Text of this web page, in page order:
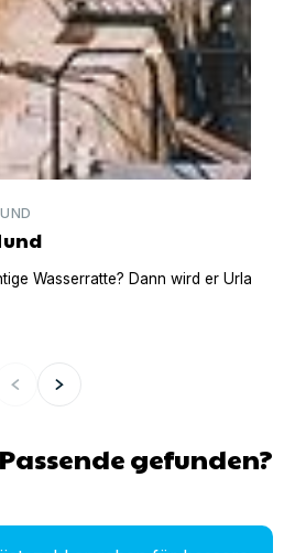
Wasserratte? Dann wird er
gefunden?